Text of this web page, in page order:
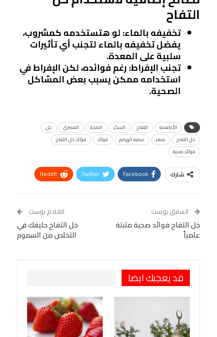
التفاح
تخفيفه بالماء: لو هتستخدمه كمشروب،
يفضل تخفيفه بالماء لتجنب أي تأثيرات
سلبية على المعدة.
تجنب الإفراط: رغم فوائده، لكن الإفراط في
استخدامه ممكن يسبب بعض المشاكل
الصحية.
الأطعمة التفاح السكر الصحة المصري
خل
خل التفاح
سعر عملية الهضم فوائد
فوائد خل التفاح
فوائد صحية
شارك Facebook
Twitter
ReddIt
Tumblr
البريد الإلكتروني
StumbleUpon
VK
Viber
السابق بوست
خل التفاح فوائد صحية مثبتة
علمياً
القادم بوست
خل التفاح حليفك في
التخلص من السموم
قد يعجبك ايضا